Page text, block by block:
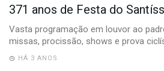
por
Hesea
Tecnologia
Sistemas
371 anos de Festa do
Vasta programação em louvor ao
missas, procissão, shows e prova
HÁ 3 ANOS